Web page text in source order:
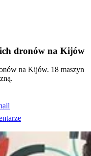
dronów na Kijów
na Kijów. 18 maszyn